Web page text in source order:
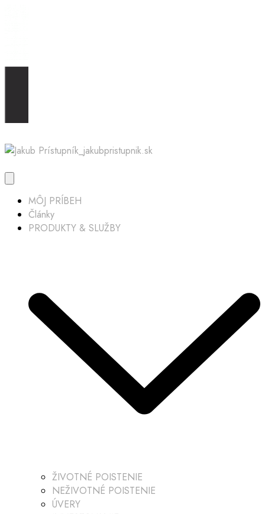
MÔJ PRÍBEH
Články
PRODUKTY & SLUŽBY
ŽIVOTNÉ POISTENIE
NEŽIVOTNÉ POISTENIE
ÚVERY